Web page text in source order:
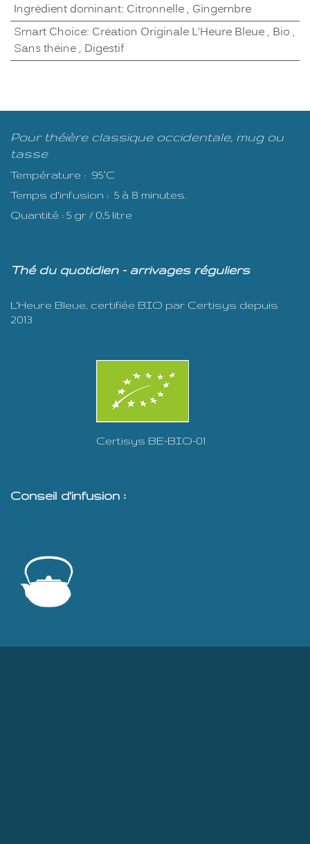
Ingrédient dominant: Citronnelle, Gingembre
Smart Choice: Création Originale L'Heure Bleue, Bio ,
Sans théine, Digestif
Pour théière classique occidentale, mug ou
tasse
Température : 95°C
Temps d'infusion : 5 à 8 minutes.
Quantité : 5 gr / 0,5 litre
Thé du quotidien - arrivages réguliers
L'Heure Bleue, certifiée BIO par Certisys depuis
2013
Certisys BE-BIO-01
Conseil d'infusion :